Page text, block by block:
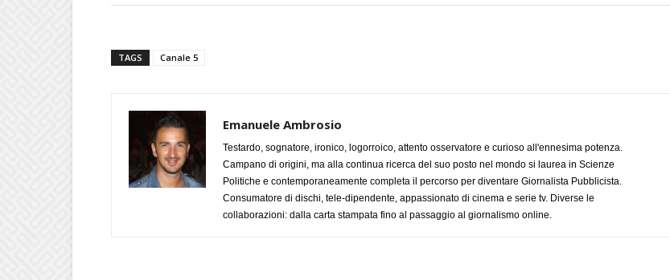
TAGS Canale 5
Emanuele Ambrosio
Testardo, sognatore, ironico, logorroico, attento osservatore e curioso all'ennesima potenza.
Campano di origini, ma alla continua ricerca del suo posto nel mondo si laurea in Scienze
Politiche e contemporaneamente completa il percorso per diventare Giornalista Pubblicista.
Consumatore di dischi, tele-dipendente, appassionato di cinema e serie tv. Diverse le
collaborazioni: dalla carta stampata fino al passaggio al giornalismo online.